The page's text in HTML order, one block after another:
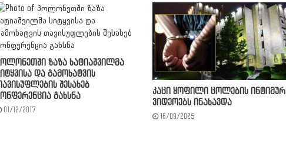
ზაზა ხატიაშვილმა
და გამოხატვის
შესახებ
გახსნა
01/12/2017
კაცი ყოფილი ცოლების ინტიმურ
ვიდეოებს ინახავდა
16/09/2025